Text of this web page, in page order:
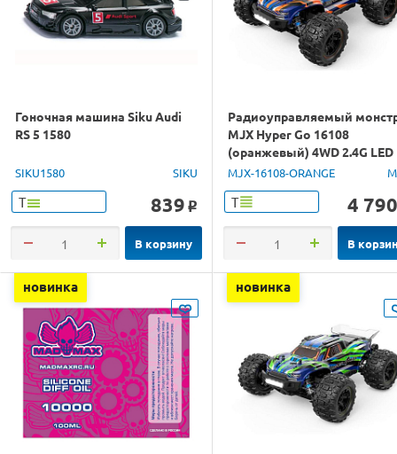
Гоночная машина Siku Audi
RS 5 1580
SIKU1580 SIKU
Т 839 o
В корзину
Радиоуправляемый
MJX Hyper Go 16108
(оранжевый) 4WD 2.4G LED
1/16 RTR
MJX-16108-ORANGE
Т 4 790
В
новинка новинка